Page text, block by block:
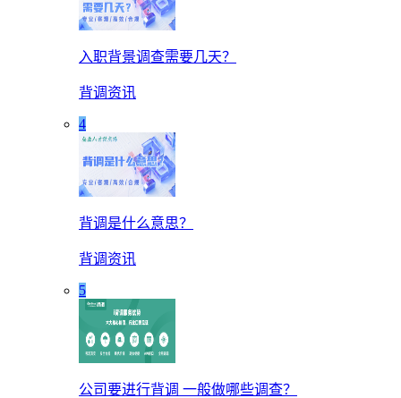
入职背景调查需要几天？
背调资讯
4
背调是什么意思？
背调资讯
5
公司要进行背调 一般做哪些调查？